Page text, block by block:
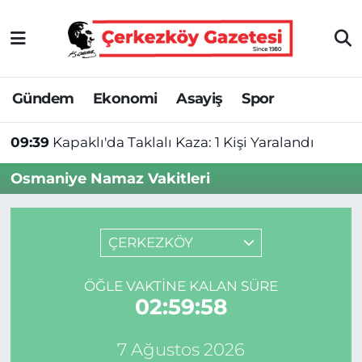
Gündem Ekonomi Asayiş Spor
09:39 Kapaklı'da Taklalı Kaza: 1 Kişi Yaralandı
Osmaniye Namaz Vakitleri
ÇERKEZKÖY
ÖĞLE VAKTINE KALAN SÜRE
02:59:58
7 Ağustos 2026
Asayiş
Ekonomi
Gündem
Haber
Kültür&Sanat
Tekirdağ Nöbetçi Eczaneler
Tekirdağ Hava Durumu
Tekirdağ Namaz Vakitleri
Tekirdağ Trafik Yoğunluk Haritası
Süper Lig Puan Durumu ve Fikstür
Son Dakika Haberleri
Haber Arşivi